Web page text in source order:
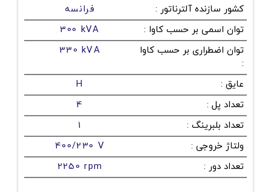
کشور سازنده آلترناتور :
فرانسه
توان اسمی بر حسب کاوا :
300 kVA
توان اضطراری بر حسب کاوا
:
330 kVA
عایق :
H
تعداد پل :
4
تعداد بلبرینگ :
1
ولتاژ خروجی :
400/230 V
تعداد دور :
2250 rpm